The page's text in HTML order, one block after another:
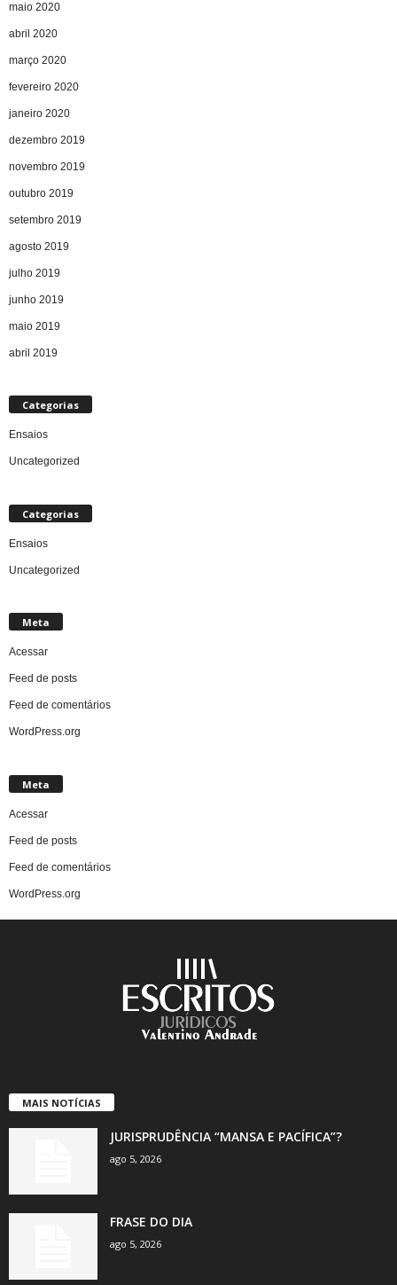
maio 2020
abril 2020
março 2020
fevereiro 2020
janeiro 2020
dezembro 2019
novembro 2019
outubro 2019
setembro 2019
agosto 2019
julho 2019
junho 2019
maio 2019
abril 2019
Categorias
Ensaios
Uncategorized
Categorias
Ensaios
Uncategorized
Meta
Acessar
Feed de posts
Feed de comentários
WordPress.org
Meta
Acessar
Feed de posts
Feed de comentários
WordPress.org
MAIS NOTÍCIAS
JURISPRUDÊNCIA “MANSA E PACÍFICA”?
ago 5, 2026
FRASE DO DIA
ago 5, 2026